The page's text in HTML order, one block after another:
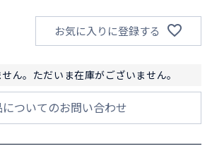
お気に入りに登録する
ん。ただいま在庫がございません。
についてのお問い合わせ